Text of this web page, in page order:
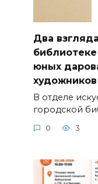
Два
юных
художников
В отделе
городской
0 3